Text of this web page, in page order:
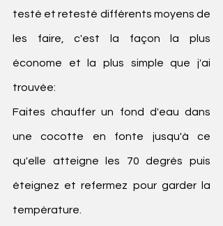
testé et retesté différents moyens de
les faire, c'est la façon la plus
économe et la plus simple que j'ai
trouvée:
Faites chauffer un fond d'eau dans
une cocotte en fonte jusqu'à ce
qu'elle atteigne les 70 degrés puis
éteignez et refermez pour garder la
température.